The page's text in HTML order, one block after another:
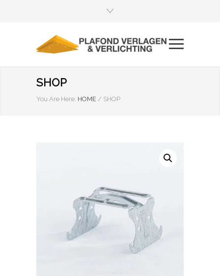
SHOP
You Are Here: HOME / SHOP